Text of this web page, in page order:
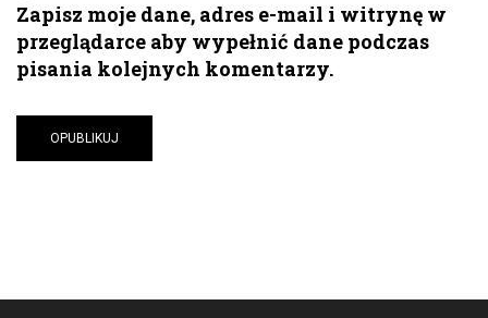
Zapisz moje dane, adres e-mail i witrynę w
przeglądarce aby wypełnić dane podczas
pisania kolejnych komentarzy.